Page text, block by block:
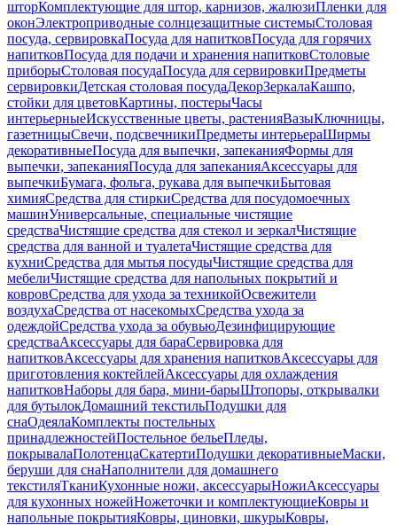
шторКомплектующие для штор, карнизов, жалюзиПленки для
оконЭлектроприводные солнцезащитные системыСтоловая
посуда, сервировкаПосуда для напитковПосуда для горячих
напитковПосуда для подачи и хранения напитковСтоловые
приборыСтоловая посудаПосуда для сервировкиПредметы
сервировкиДетская столовая посудаДекорЗеркалаКашпо,
стойки для цветовКартины, постерыЧасы
интерьерныеИскусственные цветы, растенияВазыКлючницы,
газетницыСвечи, подсвечникиПредметы интерьераШирмы
декоративныеПосуда для выпечки, запеканияФормы для
выпечки, запеканияПосуда для запеканияАксессуары для
выпечкиБумага, фольга, рукава для выпечкиБытовая
химияСредства для стиркиСредства для посудомоечных
машинУниверсальные, специальные чистящие
средстваЧистящие средства для стекол и зеркалЧистящие
средства для ванной и туалетаЧистящие средства для
кухниСредства для мытья посудыЧистящие средства для
мебелиЧистящие средства для напольных покрытий и
ковровСредства для ухода за техникойОсвежители
воздухаСредства от насекомыхСредства ухода за
одеждойСредства ухода за обувьюДезинфицирующие
средстваАксессуары для бараСервировка для
напитковАксессуары для хранения напитковАксессуары для
приготовления коктейлейАксессуары для охлаждения
напитковНаборы для бара, мини-барыШтопоры, открывалки
для бутылокДомашний текстильПодушки для
снаОдеялаКомплекты постельных
принадлежностейПостельное бельеПледы,
покрывалаПолотенцаСкатертиПодушки декоративныеМаски,
беруши для снаНаполнители для домашнего
текстиляТканиКухонные ножи, аксессуарыНожиАксессуары
для кухонных ножейНожеточки и комплектующиеКовры и
напольные покрытияКовры, циновки, шкурыКовры,